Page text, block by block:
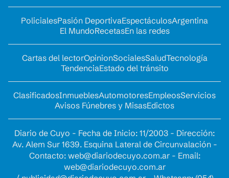
PolicialesPasión DeportivaEspectáculosArgentina
El MundoRecetasEn las redes
Cartas del lectorOpinionSocialesSaludTecnología
TendenciaEstado del tránsito
ClasificadosInmueblesAutomotoresEmpleosServicios
Avisos Fúnebres y MisasEdictos
Diario de Cuyo - Fecha de Inicio: 11/2003 - Dirección:
Av. Alem Sur 1639. Esquina Lateral de Circunvalación -
Contacto: web@diariodecuyo.com.ar- Email:
web@diariodecuyo.com.ar